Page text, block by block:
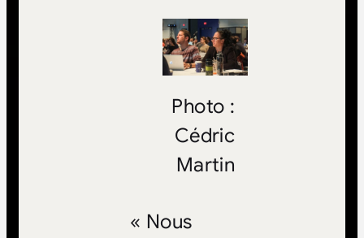
Photo :
Cédric
Martin
« Nous